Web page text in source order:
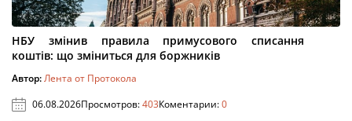
НБУ змінив правила примусового списання
коштів: що зміниться для боржників
Автор:Лента от Протокола
06.08.2026Просмотров:403Коментарии:0